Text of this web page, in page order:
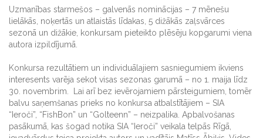
Uzmanības starmešos – galvenās nominācijas – 7 mēnešu
lielākās, noķertās un atlaistās līdakas, 5 dižākās zaļsvārces
sezonā un dižākie, konkursam pieteikto plēsēju kopgarumi viena
autora izpildījumā.
Konkursa rezultātiem un individuālajiem sasniegumiem ikviens
interesents varēja sekot visas sezonas garumā – no 1. maija līdz
30. novembrim. Lai arī bez ievērojamiem pārsteigumiem, tomēr
balvu saņemšanas prieks no konkursa atbalstītājiem – SIA
“Ieroči”, “FishBon” un “Golteenn” – neizpalika. Apbalvošanas
pasākumā, kas šogad notika SIA “Ieroči” veikala telpās Rīgā,